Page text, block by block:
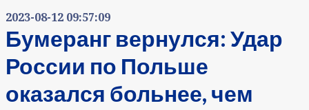
2023-08-12 09:57:09
Бумеранг вернулся: Удар
России по Польше
оказался больнее, чем